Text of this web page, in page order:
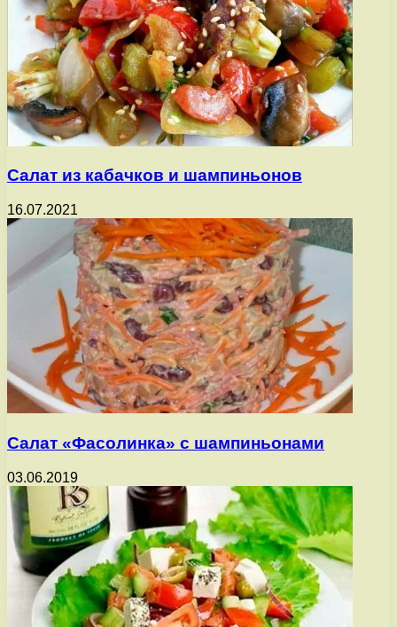
Салат из кабачков и шампиньонов
16.07.2021
Салат «Фасолинка» с шампиньонами
03.06.2019